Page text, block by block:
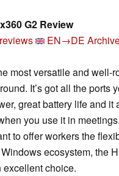
G2 Review
EN→DE
most versatile and well-
It’s got all the ports
great battery life and it
you use it in
to offer workers the
ecosystem, the
choice.